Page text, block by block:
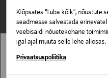
Klõpsates "Luba kõik", nõustute
seadmesse salvestada
veebisaidi nõuetekohane
igal ajal muuta selle lehe allosas.
Privaatsuspoliitika
Puuvill
Voodri materjal
VAATASID
Stockmann pole Sinu